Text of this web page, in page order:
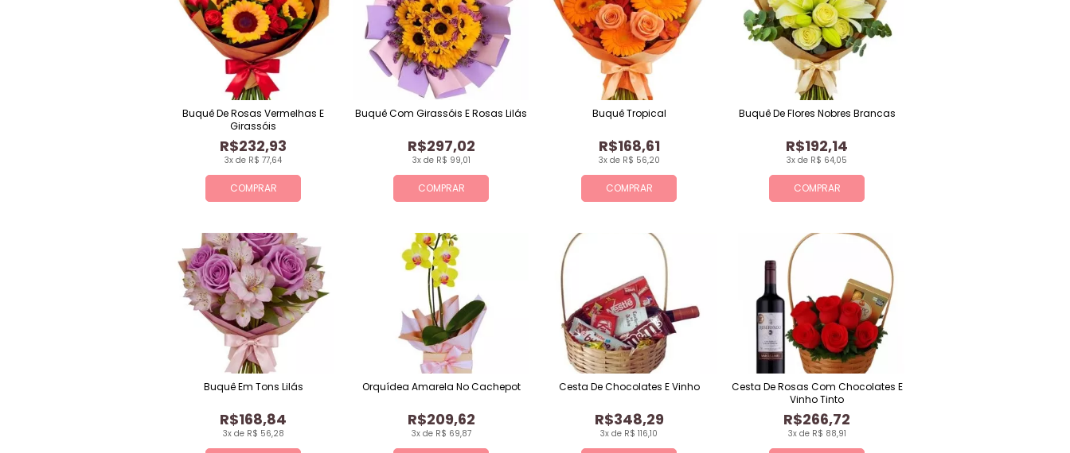
COMPRAR
3x de R$ 77,64
R$232,93
Buquê De Rosas Vermelhas E
Girassóis
COMPRAR
3x de R$ 99,01
R$297,02
Buquê Com Girassóis E Rosas Lilás
COMPRAR
3x de R$ 56,20
R$168,61
Buquê Tropical
COMPRAR
3x de R$ 64,05
R$192,14
Buquê De Flores Nobres Brancas
3x de R$ 56,28
R$168,84
Buquê Em Tons Lilás
3x de R$ 69,87
R$209,62
Orquídea Amarela No Cachepot
3x de R$ 116,10
R$348,29
Cesta De Chocolates E Vinho
3x de R$ 88,91
R$266,72
Cesta De Rosas Com Chocolates E
Vinho Tinto